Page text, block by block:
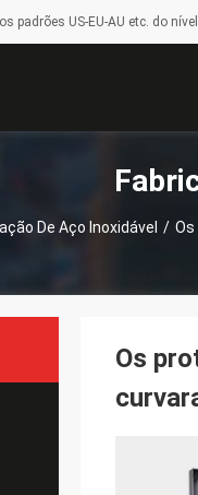
padrões US-EU-AU etc. do
De Aço Inoxidável / Os
Os